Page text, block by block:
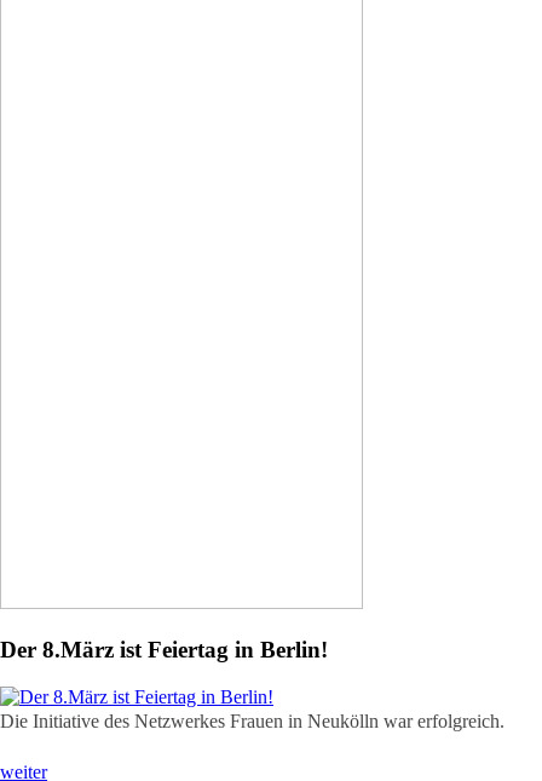
Der 8.März ist Feiertag in Berlin!
Die Initiative des Netzwerkes Frauen in Neukölln war erfolgreich.
weiter